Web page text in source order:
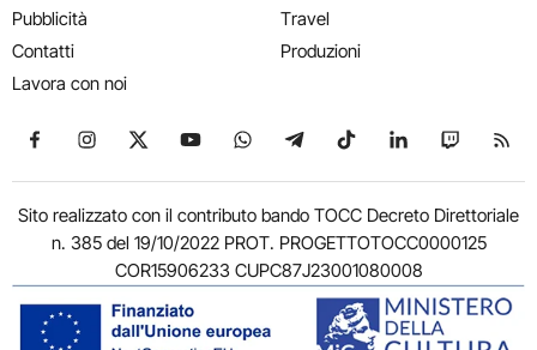
Pubblicità
Contatti
Lavora con noi
Travel
Produzioni
Seguici su Facebook
Seguici su Instagram
Seguici su X
Seguici su YouTube
Seguici su WhatsApp
Seguici su Telegram
Seguici su TikTok
Seguici su
Seguici
Sito realizzato con il contributo bando TOCC Decreto Direttoriale
n. 385 del 19/10/2022 PROT. PROGETTOTOCC0000125
COR15906233 CUPC87J23001080008